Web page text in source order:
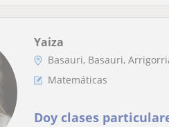
Yaiza
Basauri, Basauri,
Matemáticas
Doy clases